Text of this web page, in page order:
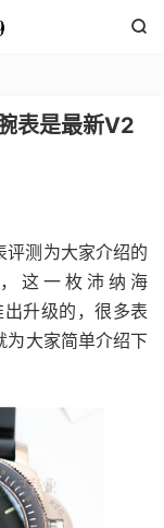

表是最新V2
评测为大家介绍的
这一枚沛纳海
升级的，很多表
为大家简单介绍下